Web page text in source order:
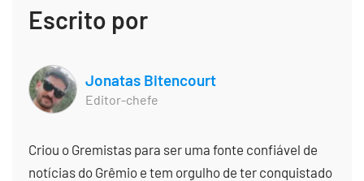
Escrito por
Jonatas Bitencourt
Editor-chefe
Criou o Gremistas para ser uma fonte confiável de
notícias do Grêmio e tem orgulho de ter conquistado